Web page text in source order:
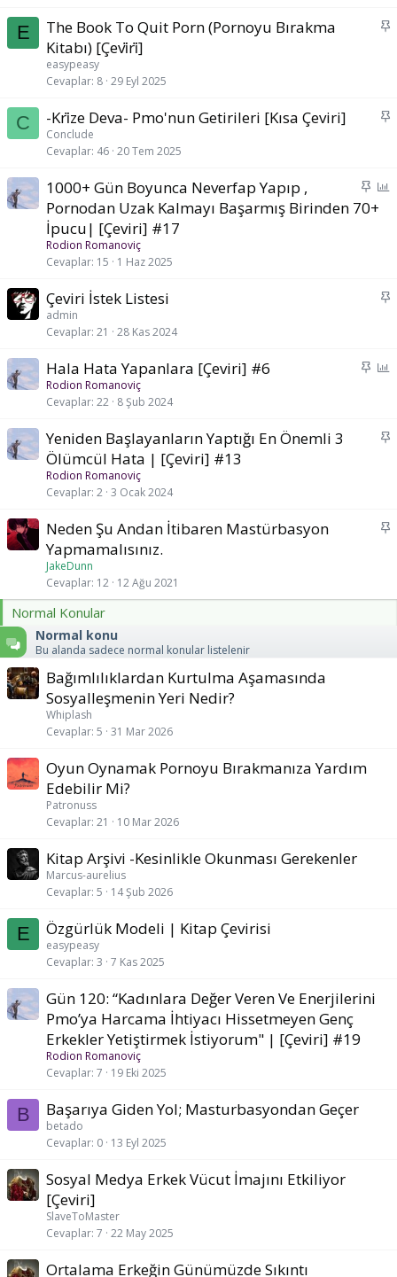
t
E
S
The Book To Quit Porn (Pornoyu Bırakma
Kitabı) [Çevi̇ri̇]
easypeasy
Cevaplar 8 29 Eyl 2025
C
S
t
-Kri̇ze Deva- Pmo'nun Getirileri [Kısa Çeviri]
Conclude
Cevaplar 46 20 Tem 2025
S
a
1000+ Gün Boyunca Neverfap Yapıp ,
Pornodan Uzak Kalmayı Başarmış Birinden 70+
İpucu| [Çeviri] #17
Rodion Romanoviç
Cevaplar 15 1 Haz 2025
S
t
Çeviri İstek Listesi
admin
Cevaplar 21 28 Kas 2024
S
t
Hala Hata Yapanlara [Çeviri] #6
Rodion Romanoviç
Cevaplar 22 8 Şub 2024
S
Yeniden Başlayanların Yaptığı En Önemli 3
Ölümcül Hata | [Çeviri] #13
Rodion Romanoviç
Cevaplar 2 3 Ocak 2024
S
t
Neden Şu Andan İtibaren Mastürbasyon
Yapmamalısınız.
JakeDunn
Cevaplar 12 12 Ağu 2021
Normal Konular
Normal konu
Bu alanda sadece normal konular listelenir
Bağımlılıklardan Kurtulma Aşamasında
Sosyalleşmenin Yeri Nedir?
Whiplash
Cevaplar 5 31 Mar 2026
Oyun Oynamak Pornoyu Bırakmanıza Yardım
Edebilir Mi?
Patronuss
Cevaplar 21 10 Mar 2026
Kitap Arşivi -Kesinlikle Okunması Gerekenler
Marcus-aurelius
Cevaplar 5 14 Şub 2026
E Özgürlük Modeli | Kitap Çevirisi
easypeasy
Cevaplar 3 7 Kas 2025
Gün 120: “Kadınlara Değer Veren Ve Enerjilerini
Pmo’ya Harcama İhtiyacı Hissetmeyen Genç
Erkekler Yetiştirmek İstiyorum" | [Çeviri] #19
Rodion Romanoviç
Cevaplar 7 19 Eki 2025
B Başarıya Giden Yol; Masturbasyondan Geçer
betado
Cevaplar 0 13 Eyl 2025
Sosyal Medya Erkek Vücut İmajını Etkiliyor
[Çeviri]
SlaveToMaster
Cevaplar 7 22 May 2025
Ortalama Erkeğin Günümüzde Sıkıntı